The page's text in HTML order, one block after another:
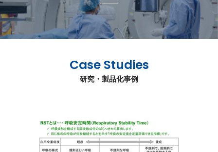
Case Studies
研究・製品化事例